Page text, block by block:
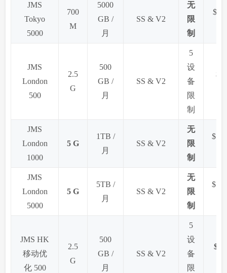
JMS
Tokyo
5000
700
M
5000
GB /
月
SS & V2
无
限
制
JMS
London
500
2.5
G
500
GB /
月
SS & V2
5
设
备
限
制
JMS
London
1000
5 G
1TB /
月
SS & V2
无
限
制
JMS
London
5000
5 G
5TB /
月
SS & V2
无
限
制
JMS HK
移动优
化 500
2.5
G
500
GB /
月
SS & V2
5
设
备
限